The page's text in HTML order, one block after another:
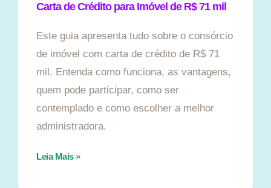
Carta de Crédito para Imóvel de R$ 71 mil
Este guia apresenta tudo sobre o consórcio
de imóvel com carta de crédito de R$ 71
mil. Entenda como funciona, as vantagens,
quem pode participar, como ser
contemplado e como escolher a melhor
administradora.
Leia Mais »